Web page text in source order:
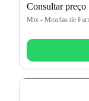
Consultar preço
Mix - Mezclas de